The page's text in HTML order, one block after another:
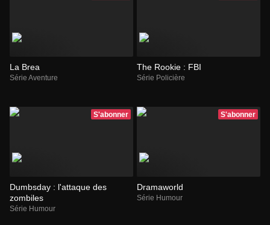
La Brea
Série Aventure
The Rookie : FBI
Série Policière
S'abonner
Dumbsday : l'attaque des
zombiles
Série Humour
S'abonner
Dramaworld
Série Humour